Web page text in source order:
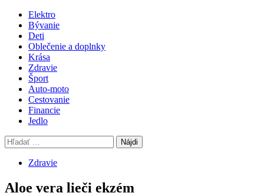
Skip
content
Primary
Menu
Elektro
Bývanie
Deti
Oblečenie a doplnky
Krása
Zdravie
Šport
Auto-moto
Cestovanie
Financie
Jedlo
Hľadať:
Zdravie
Aloe vera lieči ekzém